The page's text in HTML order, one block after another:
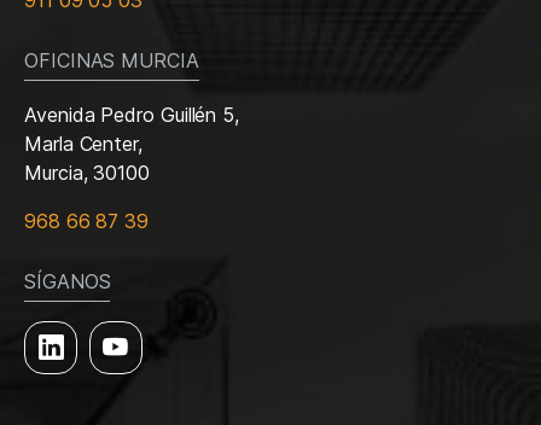
OFICINAS MURCIA
Avenida Pedro Guillén 5,
Marla Center,
Murcia, 30100
968 66 87 39
SÍGANOS